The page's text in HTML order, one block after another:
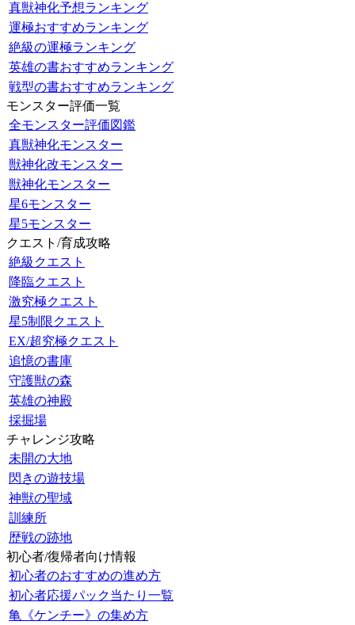
真獣神化予想ランキング
運極おすすめランキング
絶級の運極ランキング
英雄の書おすすめランキング
戦型の書おすすめランキング
モンスター評価一覧
全モンスター評価図鑑
真獣神化モンスター
獣神化改モンスター
獣神化モンスター
星6モンスター
星5モンスター
クエスト/育成攻略
絶級クエスト
降臨クエスト
激究極クエスト
星5制限クエスト
EX/超究極クエスト
追憶の書庫
守護獣の森
英雄の神殿
採掘場
チャレンジ攻略
未開の大地
閃きの遊技場
神獣の聖域
訓練所
歴戦の跡地
初心者/復帰者向け情報
初心者のおすすめの進め方
初心者応援パック当たり一覧
亀《ケンチー》の集め方